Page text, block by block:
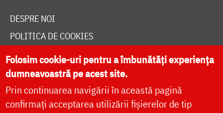
DESPRE NOI
POLITICA DE COOKIES
DONEAZĂ ONLINE PENTRU CATEDRALA NAȚIONALĂ
LIVE
Folosim cookie-uri pentru a îmbunătăți experiența
dumneavoastră pe acest site.
Prin continuarea navigării în această pagină
confirmați acceptarea utilizării fișierelor de tip